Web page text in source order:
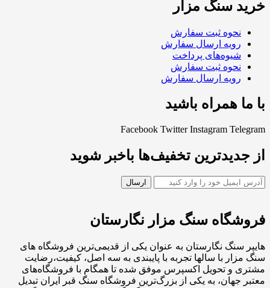
خرید سنگ مزار
نحوه ثبت سفارش
رویه ارسال سفارش
شیوه‌های پرداخت
نحوه ثبت سفارش
رویه ارسال سفارش
با ما همراه باشید
Facebook Twitter Instagram Telegram
از جدیدترین تخفیف‌ها باخبر شوید
فروشگاه سنگ مزار نگارستان
هایپر سنگ نگارستان به عنوان یکی از قدیمی‌ترین فروشگاه های
سنگ مزار با سالها تجربه با پایبندی به سه اصل، کیفیت،رضایت
مشتری و تحویل اکسپرس موفق شده تا همگام با فروشگاه‌های
معتبر جهان، به یکی از بزرگ‌ترین فروشگاه سنگ قبر ایران تبدیل